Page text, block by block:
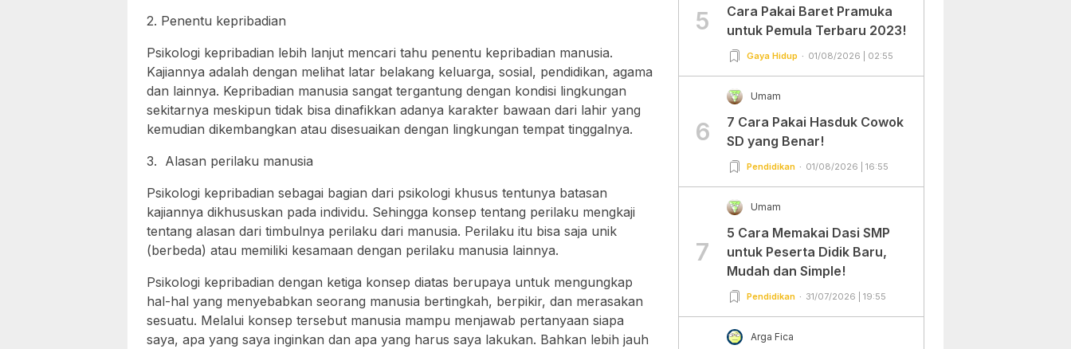
2. Penentu kepribadian
Psikologi kepribadian lebih lanjut mencari tahu penentu kepribadian manusia.
Kajiannya adalah dengan melihat latar belakang keluarga, sosial, pendidikan, agama
dan lainnya. Kepribadian manusia sangat tergantung dengan kondisi lingkungan
sekitarnya meskipun tidak bisa dinafikkan adanya karakter bawaan dari lahir yang
kemudian dikembangkan atau disesuaikan dengan lingkungan tempat tinggalnya.
3. Alasan perilaku manusia
Psikologi kepribadian sebagai bagian dari psikologi khusus tentunya batasan
kajiannya dikhususkan pada individu. Sehingga konsep tentang perilaku mengkaji
tentang alasan dari timbulnya perilaku dari manusia. Perilaku itu bisa saja unik
(berbeda) atau memiliki kesamaan dengan perilaku manusia lainnya.
Psikologi kepribadian dengan ketiga konsep diatas berupaya untuk mengungkap
hal-hal yang menyebabkan seorang manusia bertingkah, berpikir, dan merasakan
sesuatu. Melalui konsep tersebut manusia mampu menjawab pertanyaan siapa
saya, apa yang saya inginkan dan apa yang harus saya lakukan. Bahkan lebih jauh
5
Cara Pakai Baret Pramuka
untuk Pemula Terbaru 2023!
Gaya Hidup 01/08/2026 | 02:55
6
Umam
7 Cara Pakai Hasduk Cowok
SD yang Benar!
Pendidikan 01/08/2026 | 16:55
7
Umam
5 Cara Memakai Dasi SMP
untuk Peserta Didik Baru,
Mudah dan Simple!
Pendidikan 31/07/2026 | 19:55
Arga Fica